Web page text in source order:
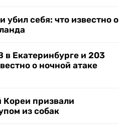
убил себя: что известно о
в Екатеринбурге и 203
о ночной атаке
призвали
из собак